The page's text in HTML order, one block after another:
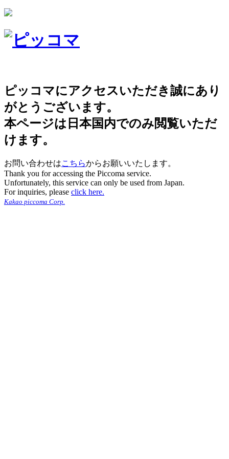
ピッコマにアクセスいただき誠にあり
がとうございます。
本ページは日本国内でのみ閲覧いただ
けます。
お問い合わせはこちらからお願いいたします。
Thank you for accessing the Piccoma service.
Unfortunately, this service can only be used from Japan.
For inquiries, please click here.
Kakao piccoma Corp.